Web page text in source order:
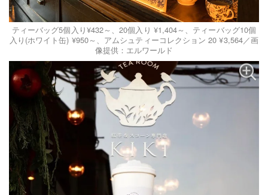
ティーバッグ5個入り¥432～、20個入り ¥1,404～、ティーバッグ10個
入り(ホワイト缶) ¥950～、アムシュティーコレクション 20 ¥3,564／画
像提供：エルワールド